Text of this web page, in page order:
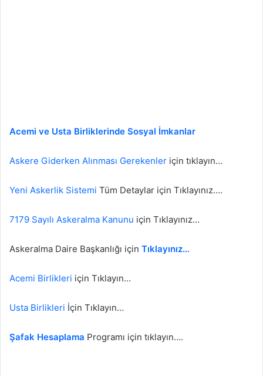
Acemi ve Usta Birliklerinde Sosyal İmkanlar
Askere Giderken Alınması Gerekenler için tıklayın…
Yeni Askerlik Sistemi Tüm Detaylar için Tıklayınız….
7179 Sayılı Askeralma Kanunu için Tıklayınız…
Askeralma Daire Başkanlığı için Tıklayınız…
Acemi Birlikleri için Tıklayın…
Usta Birlikleri İçin Tıklayın…
Şafak Hesaplama Programı için tıklayın….